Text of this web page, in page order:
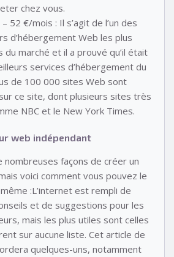
chez vous.
52 €/mois : Il s’agit de l’un des
d’hébergement Web les plus
du marché et il a prouvé qu’il était
services d’hébergement du
de 100 000 sites Web sont
ce site, dont plusieurs sites très
NBC et le New York Times.
web indépendant
nombreuses façons de créer un
voici comment vous pouvez le
:L’internet est rempli de
et de suggestions pour les
mais les plus utiles sont celles
sur aucune liste. Cet article de
quelques-uns, notamment